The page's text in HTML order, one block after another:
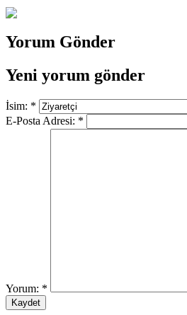
Yorum Gönder
Yeni yorum gönder
İsim: *
E-Posta Adresi: *
Yorum: *